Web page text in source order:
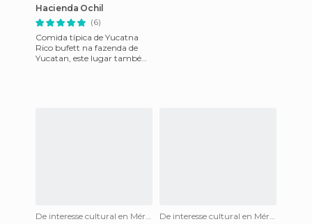
Hacienda Ochil
(6)
Comida típica de Yucatna
Rico bufett na fazenda de
Yucatan, este lugar também
De interesse cultural en Mérida
De interesse cultural en Mérida